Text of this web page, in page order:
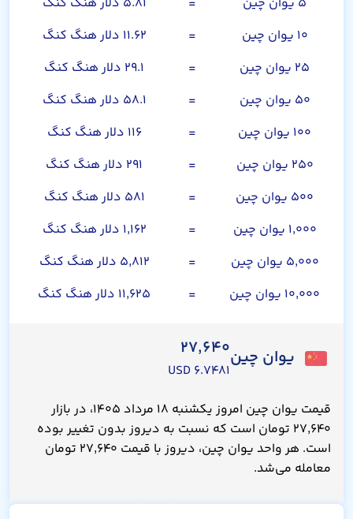
۱۰ یوان چین
=
۱۱.۶۲ دلار هنگ کنگ
۲۵ یوان چین
=
۲۹.۱ دلار هنگ کنگ
۵۰ یوان چین
=
۵۸.۱ دلار هنگ کنگ
۱۰۰ یوان چین
=
۱۱۶ دلار هنگ کنگ
۲۵۰ یوان چین
=
۲۹۱ دلار هنگ کنگ
۵۰۰ یوان چین
=
۵۸۱ دلار هنگ کنگ
۱,۰۰۰ یوان چین
=
۱,۱۶۲ دلار هنگ کنگ
۵,۰۰۰ یوان چین
=
۵,۸۱۲ دلار هنگ کنگ
۱۰,۰۰۰ یوان چین
= ۱۱,۶۲۵ دلار هنگ کنگ
یوان چین۲۷,۶۴۰
۶.۷۴۸۱ USD
قیمت یوان چین امروز یکشنبه ۱۸ مرداد ۱۴۰۵، در بازار
۲۷,۶۴۰ تومان است که نسبت به دیروز بدون تغییر بوده
است. هر واحد یوان چین، دیروز با قیمت ۲۷,۶۴۰ تومان
معامله می‌شد.